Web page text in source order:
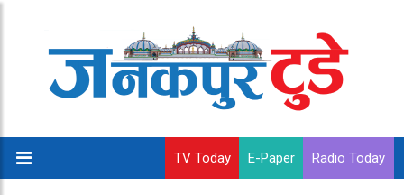
TV Today E-Paper Radio Today